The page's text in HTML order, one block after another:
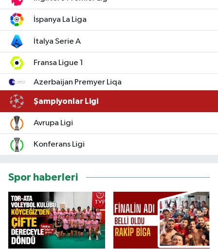
İspanya La Liga
İtalya Serie A
Fransa Ligue 1
Azerbaijan Premyer Liqa
Şampiyonlar Ligi
Avrupa Ligi
Konferans Ligi
Spor haberleri